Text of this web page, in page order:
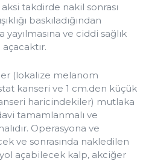
takdirde nakil sonrası
baskıladığından
ve ciddi sağlık
(lokalize melanom
kanseri ve 1 cm.den küçük
haricindekiler) mutlaka
tamamlanmalı ve
Operasyona ve
ve sonrasında nakledilen
açabilecek kalp, akciğer